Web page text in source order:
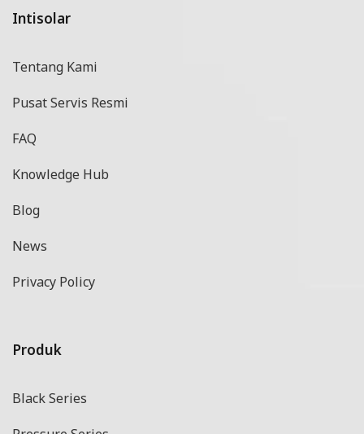
Intisolar
Tentang Kami
Pusat Servis Resmi
FAQ
Knowledge Hub
Blog
News
Privacy Policy
Produk
Black Series